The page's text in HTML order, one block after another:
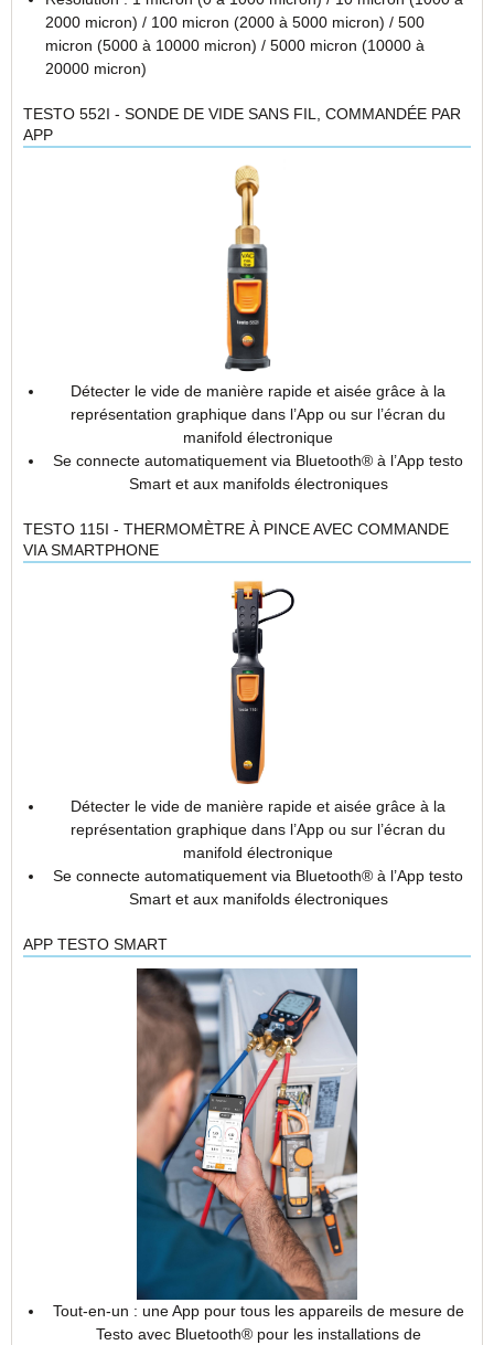
2000 micron) / 100 micron (2000 à 5000 micron) / 500
micron (5000 à 10000 micron) / 5000 micron (10000 à
20000 micron)
TESTO 552I - SONDE DE VIDE SANS FIL, COMMANDÉE PAR
APP
Détecter le vide de manière rapide et aisée grâce à la
représentation graphique dans l’App ou sur l’écran du
manifold électronique
Se connecte automatiquement via Bluetooth® à l’App testo
Smart et aux manifolds électroniques
TESTO 115I - THERMOMÈTRE À PINCE AVEC COMMANDE
VIA SMARTPHONE
Détecter le vide de manière rapide et aisée grâce à la
représentation graphique dans l’App ou sur l’écran du
manifold électronique
Se connecte automatiquement via Bluetooth® à l’App testo
Smart et aux manifolds électroniques
APP TESTO SMART
Tout-en-un : une App pour tous les appareils de mesure de
Testo avec Bluetooth® pour les installations de